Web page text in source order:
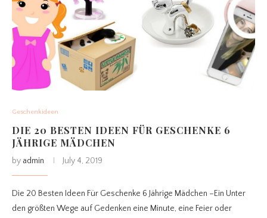
Geschenkideen
DIE 20 BESTEN IDEEN FÜR GESCHENKE 6
JÄHRIGE MÄDCHEN
by admin July 4, 2019
Die 20 Besten Ideen Für Geschenke 6 Jährige Mädchen –Ein Unter
den größten Wege auf Gedenken eine Minute, eine Feier oder